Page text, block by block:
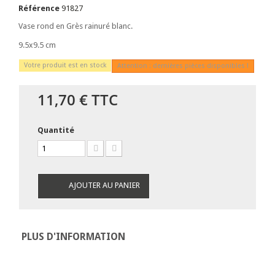
Référence 91827
Vase rond en Grès rainuré blanc.
9.5x9.5 cm
Votre produit est en stock Attention : dernières pièces disponibles !
11,70 €TTC
Quantité
AJOUTER AU PANIER
PLUS D'INFORMATION